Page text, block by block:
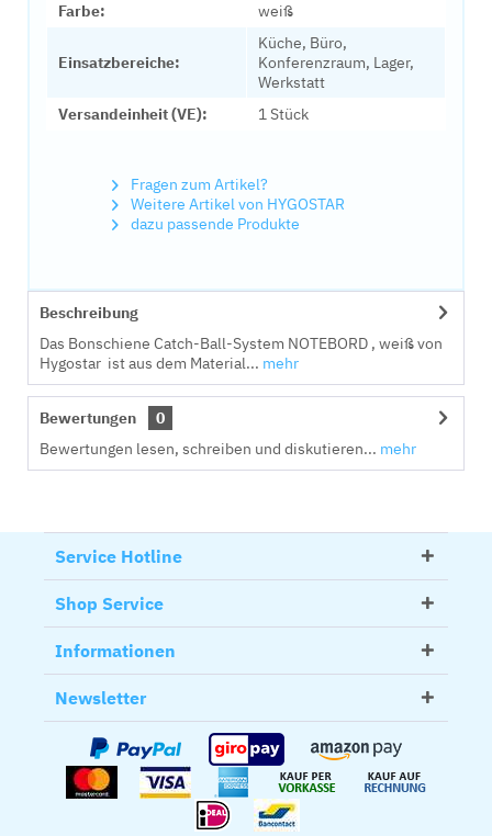
Farbe:
weiß
Einsatzbereiche:
Küche, Büro,
Konferenzraum, Lager,
Werkstatt
Versandeinheit (VE):
1 Stück
Fragen zum Artikel?
Weitere Artikel von HYGOSTAR
dazu passende Produkte
Beschreibung
Das Bonschiene Catch-Ball-System NOTEBORD , weiß von
Hygostar ist aus dem Material... mehr
Bewertungen
0
Bewertungen lesen, schreiben und diskutieren... mehr
Service Hotline
Shop Service
Informationen
Newsletter